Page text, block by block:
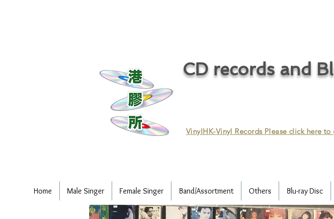
CD records and
VinylHK-Vinyl Records Please click here
Home Male Singer Female Singer Band/Assortment Others Blu-ray Disc